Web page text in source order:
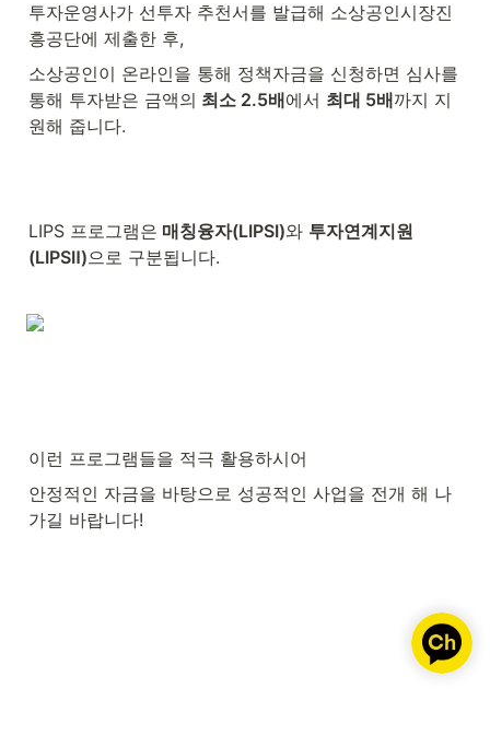
투자운영사가 선투자 추천서를 발급해 소상공인시장진
흥공단에 제출한 후,
소상공인이 온라인을 통해 정책자금을 신청하면 심사를
통해 투자받은 금액의 최소 2.5배에서 최대 5배까지 지
원해 줍니다.
LIPS 프로그램은 매칭융자(LIPSⅠ)와 투자연계지원
(LIPSⅡ)으로 구분됩니다.
이런 프로그램들을 적극 활용하시어
안정적인 자금을 바탕으로 성공적인 사업을 전개 해 나
가길 바랍니다!